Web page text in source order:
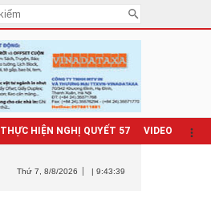
THỰC HIỆN NGHỊ QUYẾT 57 VIDEO
Thứ 7 , 8/8/2026 | 9:43:40